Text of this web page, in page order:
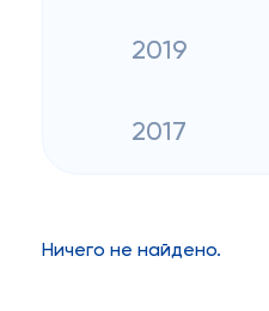
2019
2017
Ничего не найдено.